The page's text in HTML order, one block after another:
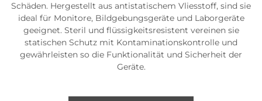
Schäden. Hergestellt aus antistatischem Vliesstoff, sind sie
ideal für Monitore, Bildgebungsgeräte und Laborgeräte
geeignet. Steril und flüssigkeitsresistent vereinen sie
statischen Schutz mit Kontaminationskontrolle und
gewährleisten so die Funktionalität und Sicherheit der
Geräte.